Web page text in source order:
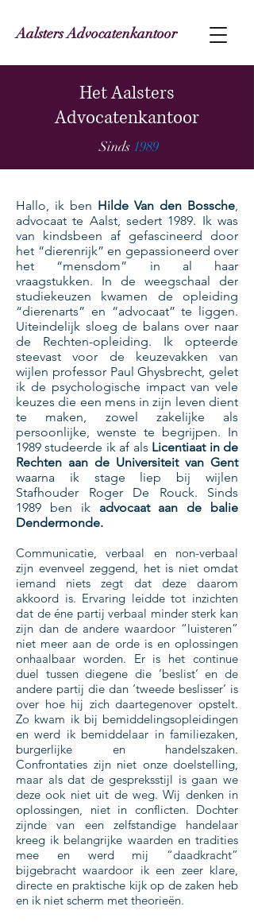
Aalsters Advocatenkantoor
Het Aalsters
Advocatenkantoor
Sinds 1989
Hallo, ik ben Hilde Van den Bossche,
advocaat te Aalst, sedert 1989. Ik was
van kindsbeen af gefascineerd door
het “dierenrijk” en gepassioneerd over
het “mensdom” in al haar
vraagstukken. In de weegschaal der
studiekeuzen kwamen de opleiding
“dierenarts” en “advocaat” te liggen.
Uiteindelijk sloeg de balans over naar
de Rechten-opleiding. Ik opteerde
steevast voor de keuzevakken van
wijlen professor Paul Ghysbrecht, gelet
ik de psychologische impact van vele
keuzes die een mens in zijn leven dient
te maken, zowel zakelijke als
persoonlijke, wenste te begrijpen. In
1989 studeerde ik af als Licentiaat in de
Rechten aan de Universiteit van Gent
waarna ik stage liep bij wijlen
Stafhouder Roger De Rouck. Sinds
1989 ben ik advocaat aan de balie
Dendermonde.
Communicatie, verbaal en non-verbaal
zijn evenveel zeggend, het is niet omdat
iemand niets zegt dat deze daarom
akkoord is. Ervaring leidde tot inzichten
dat de éne partij verbaal minder sterk kan
zijn dan de andere waardoor “luisteren”
niet meer aan de orde is en oplossingen
onhaalbaar worden. Er is het continue
duel tussen diegene die ‘beslist’ en de
andere partij die dan ‘tweede beslisser’ is
over hoe hij zich daartegenover opstelt.
Zo kwam ik bij bemiddelingsopleidingen
en werd ik bemiddelaar in familiezaken,
burgerlijke en handelszaken.
Confrontaties zijn niet onze doelstelling,
maar als dat de gespreksstijl is gaan we
deze ook niet uit de weg. Wij denken in
oplossingen, niet in conflicten. Dochter
zijnde van een zelfstandige handelaar
kreeg ik belangrijke waarden en tradities
mee en werd mij “daadkracht”
bijgebracht waardoor ik een zeer klare,
directe en praktische kijk op de zaken heb
en ik niet scherm met theorieën.